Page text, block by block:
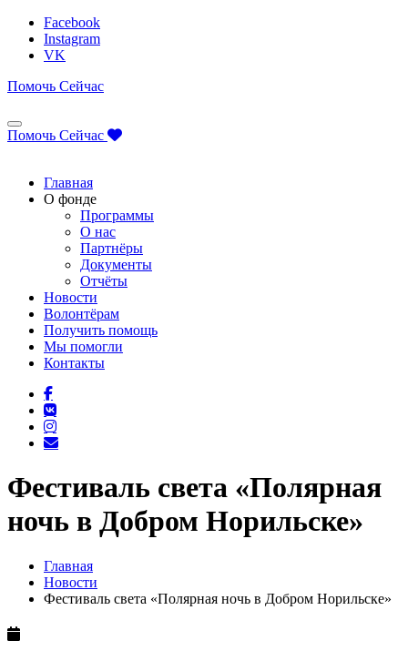
Facebook
Instagram
VK
Помочь Сейчас
Помочь Сейчас
Главная
О фонде
Программы
О нас
Партнёры
Документы
Отчёты
Новости
Волонтёрам
Получить помощь
Мы помогли
Контакты
Фестиваль света «Полярная
ночь в Добром Норильске»
Главная
Новости
Фестиваль света «Полярная ночь в Добром Норильске»